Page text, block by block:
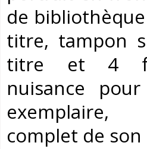
de
titre, tampon
titre et 4
nuisance
complet de